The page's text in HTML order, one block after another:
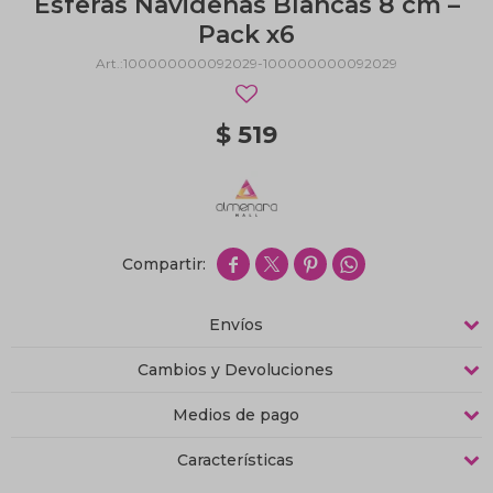
Pack x6
100000000092029-100000000092029
$ 519
   
Envíos
Cambios y Devoluciones
Medios de pago
Características